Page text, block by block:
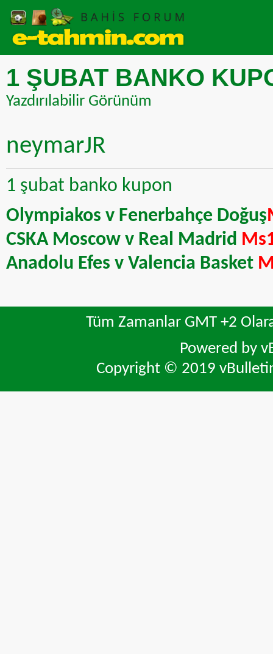
1 ŞUBAT BANKO
Yazdırılabilir Görünüm
neymarJR
1 şubat banko kupon
Olympiakos v Fenerbahçe Doğuş
CSKA Moscow v Real Madrid
Anadolu Efes v Valencia Basket
Tüm Zamanlar GMT +2
Powered by
Copyright © 2019